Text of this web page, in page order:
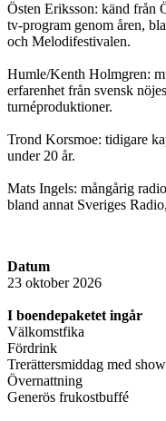
Östen Eriksson: känd från
tv-program genom åren,
och Melodifestivalen.
Humle/Kenth Holmgren:
erfarenhet från svensk
turnéproduktioner.
Trond Korsmoe: tidigare
under 20 år.
Mats Ingels: mångårig
bland annat Sveriges
Datum
23 oktober 2026
I boendepaketet ingår
Välkomstfika
Fördrink
Trerättersmiddag med show
Övernattning
Generös frukostbuffé